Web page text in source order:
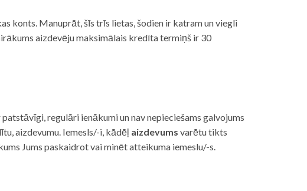
konts. Manuprāt, šīs trīs lietas, šodien ir katram un viegli
aizdevēju maksimālais kredīta termiņš ir 30
regulāri ienākumi un nav nepieciešams galvojums
aizdevumu. Iemesls/-i, kādēļ aizdevums varētu tikts
Jums paskaidrot vai minēt atteikuma iemeslu/-s.